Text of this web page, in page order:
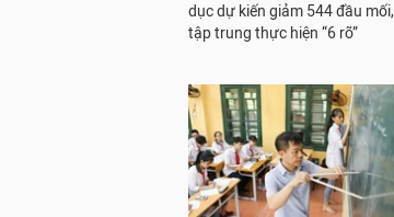
dục dự kiến giảm 544 đầu mối,
tập trung thực hiện “6 rõ”